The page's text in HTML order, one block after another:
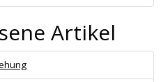
Artikel